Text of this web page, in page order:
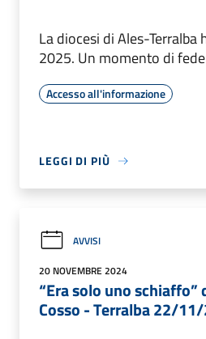
La diocesi di Ales-Terralba
2025. Un momento di
Accesso all'informazione
LEGGI DI PIÙ
AVVISI
20 NOVEMBRE 2024
“Era solo uno schiaffo”
Cosso - Terralba 22/